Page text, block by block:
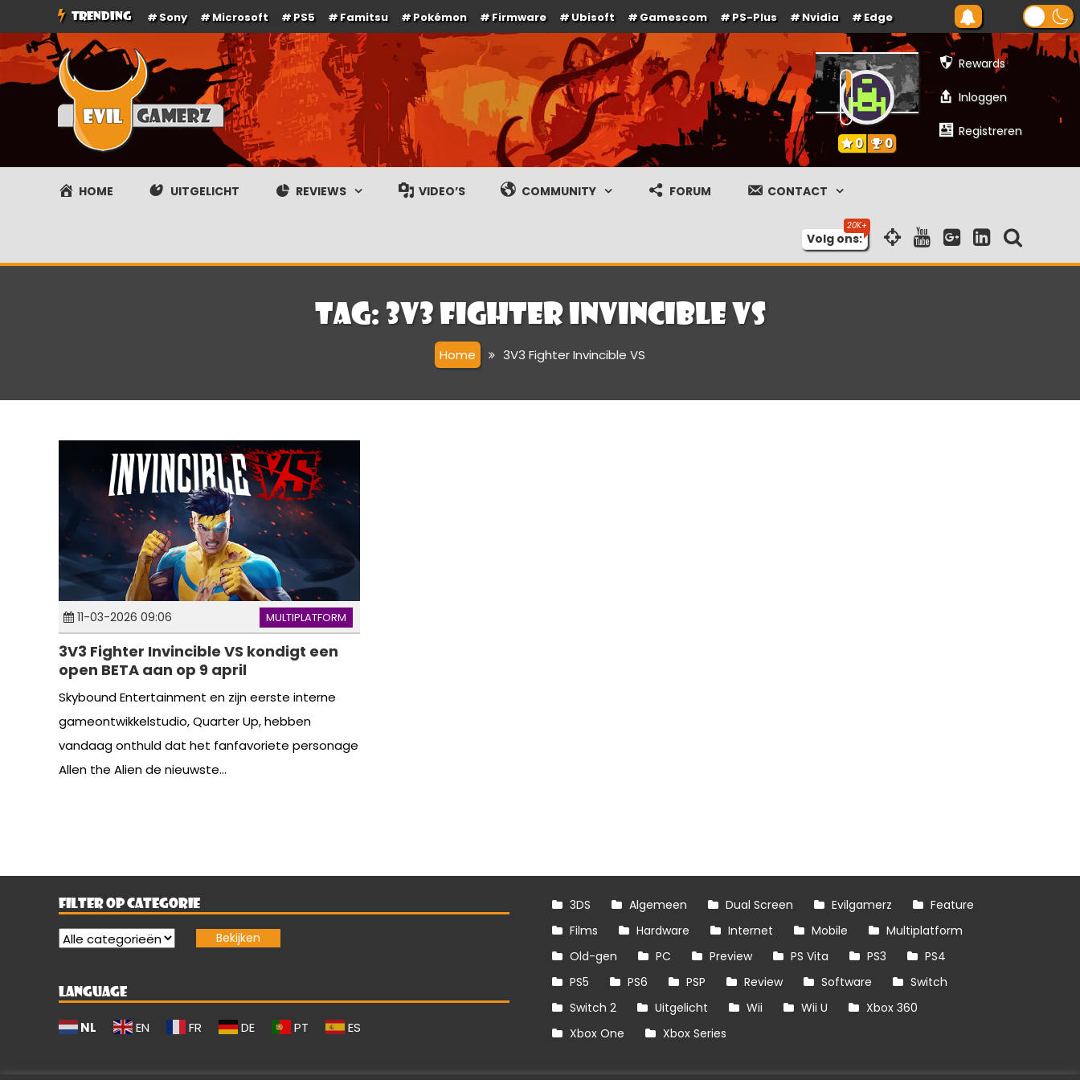
naar
de
TRENDING Sony Microsoft PS5 Famitsu Pokémon Firmware Ubisoft Gamescom PS-Plus Nvidia Edge
Evilgamerz
Het meest interessante game nieuws, reviews, coverage en gameplay streams
Rewards
Inloggen
Registreren
0 0
HOME UITGELICHT REVIEWS VIDEO’S COMMUNITY FORUM CONTACT
Volg ons:
Tag: 3V3 Fighter Invincible VS
Home 3V3 Fighter Invincible VS
11-03-2026 09:06 MULTIPLATFORM
3V3 Fighter Invincible VS kondigt een
open BETA aan op 9 april
Skybound Entertainment en zijn eerste interne
gameontwikkelstudio, Quarter Up, hebben
vandaag onthuld dat het fanfavoriete personage
Allen the Alien de nieuwste...
FILTER OP CATEGORIE
LANGUAGE
NL EN FR DE PT ES
3DS Algemeen Dual Screen Evilgamerz
Feature
Films
Hardware Internet Mobile
Multiplatform
Old-gen
PC Preview PS Vita PS3
PS4
PS5
PS6 PSP Review Software
Switch
Switch 2
Uitgelicht Wii Wii U
Xbox 360
Xbox One
Xbox Series